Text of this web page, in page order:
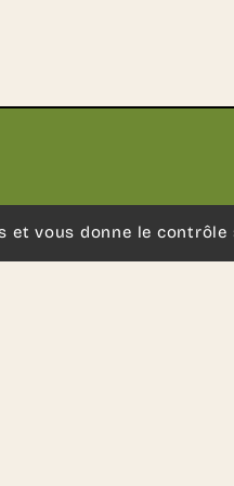
et vous donne le